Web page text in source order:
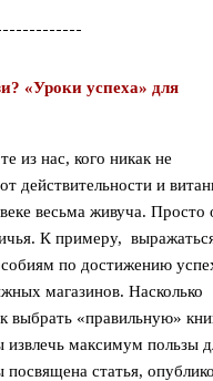
«Уроки успеха» для
из нас, кого никак не
действительности и
весьма живуча. Просто
К примеру,
по достижению
магазинов. Насколько
выбрать «правильную»
извлечь максимум пользы
статья,